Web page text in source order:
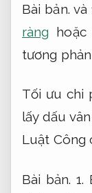
Bài bản. và
ràng hoặc
tương
Tối ưu chi
lấy dấu
Luật Công
Bài bản. 1.